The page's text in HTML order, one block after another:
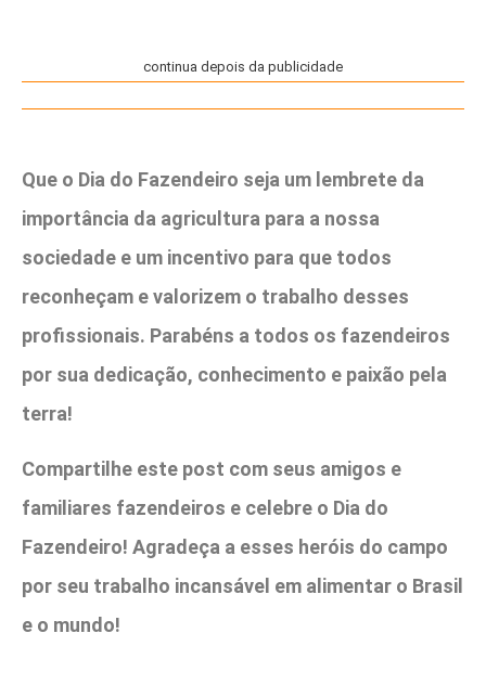
continua depois da publicidade
Que o Dia do Fazendeiro seja um lembrete da
importância da agricultura para a nossa
sociedade e um incentivo para que todos
reconheçam e valorizem o trabalho desses
profissionais. Parabéns a todos os fazendeiros
por sua dedicação, conhecimento e paixão pela
terra!
Compartilhe este post com seus amigos e
familiares fazendeiros e celebre o Dia do
Fazendeiro! Agradeça a esses heróis do campo
por seu trabalho incansável em alimentar o Brasil
e o mundo!